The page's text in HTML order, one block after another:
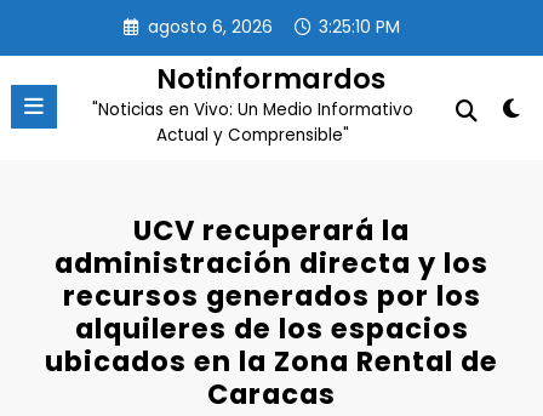
contenido
agosto 6, 2026 3:25:10 PM
Notinformardos
"Noticias en Vivo: Un Medio Informativo
Actual y Comprensible"
UCV recuperará la
administración directa y los
recursos generados por los
alquileres de los espacios
ubicados en la Zona Rental de
Caracas